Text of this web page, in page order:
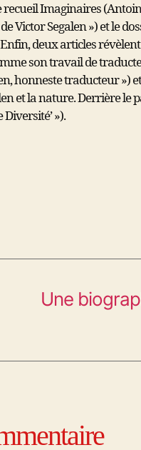
recueil Imaginaires
Victor Segalen ») et le
deux articles
son travail de
honneste traducteur »)
et la nature. Derrière le
»).
Une